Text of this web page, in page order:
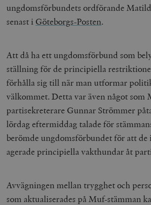
ungdomsförbundets ordförande
senast i Göteborgs-Posten.
Att då ha ett ungdomsförbund som
ställning för de principiella
förhålla sig till när man utformar
välkommet. Detta var även något som
partisekreterare Gunnar Strömmer
lördag eftermiddag talade för
berömde ungdomsförbundet för att
agerade principiella vakthundar åt
Avvägningen mellan trygghet och
som aktualiserades på Muf-stämman